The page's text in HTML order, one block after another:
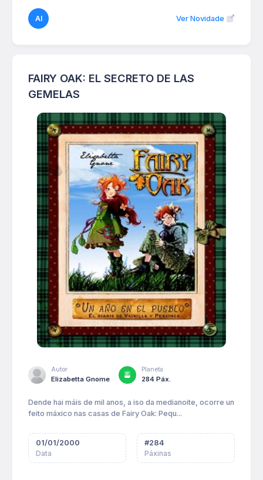
AI Ver Novidade
FAIRY OAK: EL SECRETO DE LAS
GEMELAS
Autor
Elizabetta Gnome
Planeta
284 Páx.
Dende hai máis de mil anos, a iso da medianoite, ocorre un
feito máxico nas casas de Fairy Oak: Pequ...
01/01/2000
Data
#284
Páxinas